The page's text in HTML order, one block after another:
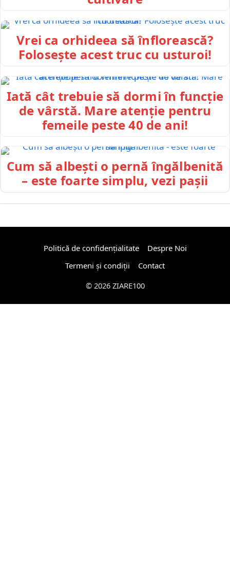
Vrei ca orhideea să înflorească?
Folosește acest truc cu usturoi!
Iată cât trebuie să dormi în funcție
de vârstă. Mare atenție pentru
femeile peste 40 de ani!
Cum să albești o pernă îngălbenită
– este foarte simplu, vezi pașii
Politică de confidențialitate
Despre Noi
Termeni și condiții
Contact
© 2026 ZIARE100